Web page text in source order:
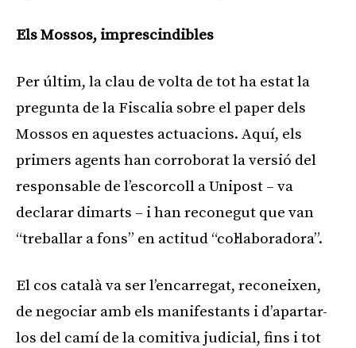
Els Mossos, imprescindibles
Per últim, la clau de volta de tot ha estat la
pregunta de la Fiscalia sobre el paper dels
Mossos en aquestes actuacions. Aquí, els
primers agents han corroborat la versió del
responsable de l’escorcoll a Unipost – va
declarar dimarts – i han reconegut que van
“treballar a fons” en actitud “col·laboradora”.
El cos català va ser l’encarregat, reconeixen,
de negociar amb els manifestants i d’apartar-
los del camí de la comitiva judicial, fins i tot